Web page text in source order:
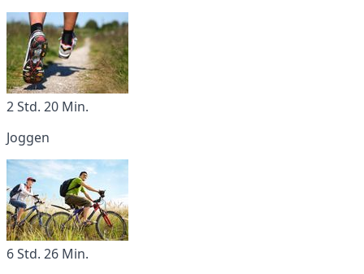
2 Std. 20 Min.
Joggen
6 Std. 26 Min.